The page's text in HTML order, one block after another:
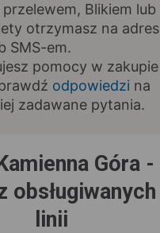
Blikiem lub
otrzymasz na adres
SMS-em.
pomocy w zakupie
odpowiedzi na
zadawane pytania.
Góra -
obsługiwanych
linii